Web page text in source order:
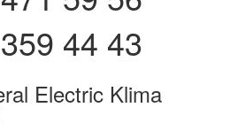
44 43
Electric Klima